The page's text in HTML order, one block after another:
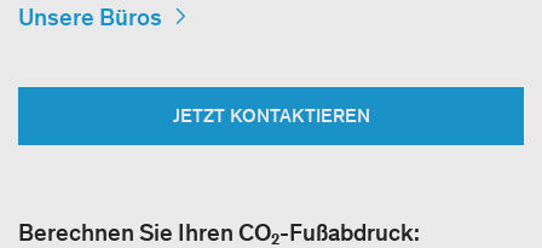
Unsere Büros
JETZT KONTAKTIEREN
Berechnen Sie Ihren CO₂-Fußabdruck: